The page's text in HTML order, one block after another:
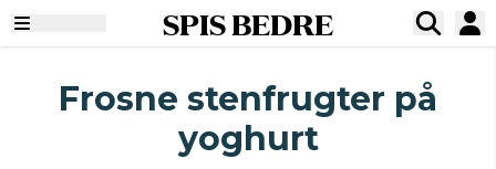
SPIS BEDRE
Frosne stenfrugter på
yoghurt